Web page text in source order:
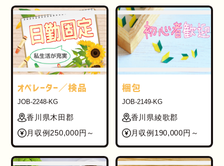
オペレーター／検品
JOB-2248-KG
香川県木田郡
月収例250,000円～
梱包
JOB-2149-KG
香川県綾歌郡
月収例190,000円～